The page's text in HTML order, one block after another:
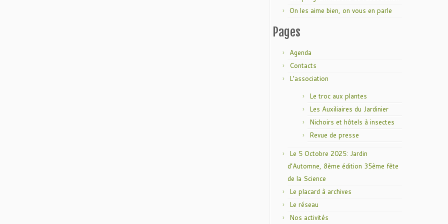
On les aime bien, on vous en parle
Pages
Agenda
Contacts
L’association
Le troc aux plantes
Les Auxiliaires du Jardinier
Nichoirs et hôtels à insectes
Revue de presse
Le 5 Octobre 2025: Jardin
d’Automne, 8ème édition 35ème fête
de la Science
Le placard à archives
Le réseau
Nos activités